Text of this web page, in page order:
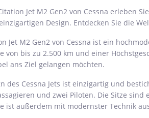
Jet M2 Gen2 von Cessna erleben
Design. Entdecken Sie die
Jet M2 Gen2 von Cessna ist ein
von bis zu 2.500 km und einer
ans Ziel gelangen möchten.
des Cessna Jets ist einzigartig und
und zwei Piloten. Die Sitze
ist außerdem mit modernster Technik